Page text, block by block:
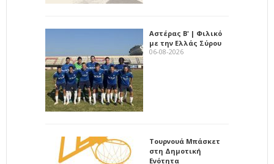
Αστέρας Β' | Φιλικό
με την Ελλάς Σύρου
06-08-2026
Τουρνουά Μπάσκετ
στη Δημοτική
Ενότητα